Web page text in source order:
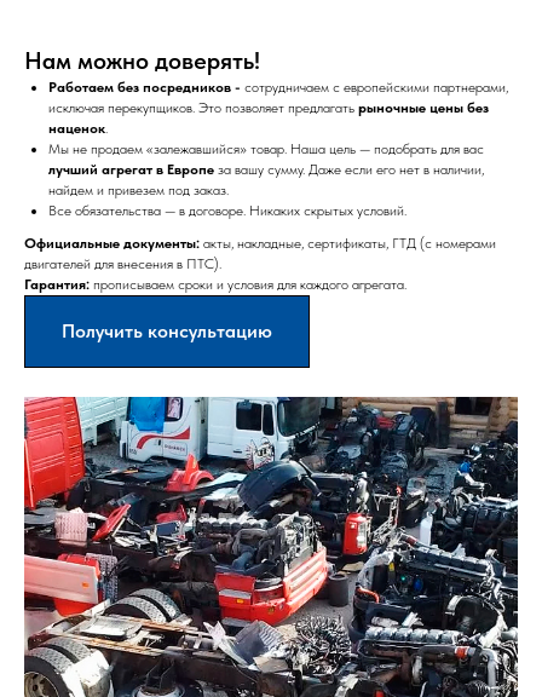
Нам можно доверять!
Работаем без посредников - сотрудничаем с европейскими партнерами,
исключая перекупщиков. Это позволяет предлагать рыночные цены без
наценок.
Мы не продаем «залежавшийся» товар. Наша цель — подобрать для вас
лучший агрегат в Европе за вашу сумму. Даже если его нет в наличии,
найдем и привезем под заказ.
Все обязательства — в договоре. Никаких скрытых условий.
Официальные документы: акты, накладные, сертификаты, ГТД (с номерами
двигателей для внесения в ПТС).
Гарантия: прописываем сроки и условия для каждого агрегата.
Получить консультацию